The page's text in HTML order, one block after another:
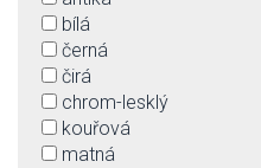
bílá
černá
čirá
chrom-lesklý
kouřová
matná